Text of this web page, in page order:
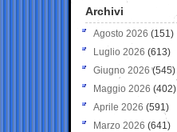
Archivi
Agosto 2026 (151)
Luglio 2026 (613)
Giugno 2026 (545)
Maggio 2026 (402)
Aprile 2026 (591)
Marzo 2026 (641)